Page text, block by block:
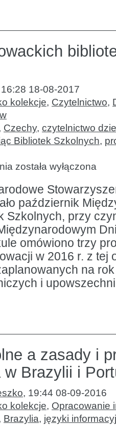
16:28 18-08-2017
kolekcje, Czytelnictwo,
Czechy, czytelnictwo
Bibliotek Szkolnych,
Działalność
słowackich
szkolnych
w 2016
roku
została wyłączona
październik
Szkolnych, przy
omówiono trzy
w 2016 r. z tej
na
i
a zasady i
w Brazylii i
, 19:44 08-09-2016
kolekcje, Opracowanie
Brazylia, języki